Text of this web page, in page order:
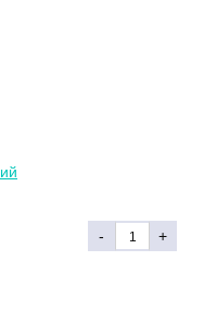
- +